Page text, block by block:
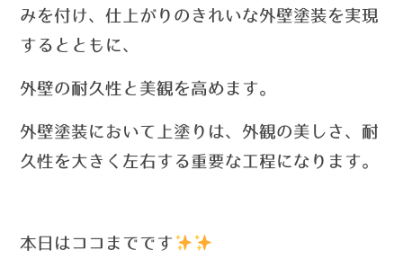
みを付け、仕上がりのきれいな外壁塗装を実現
するとともに、
外壁の耐久性と美観を高めます。
外壁塗装において上塗りは、外観の美しさ、耐
久性を大きく左右する重要な工程になります。
本日はココまでです